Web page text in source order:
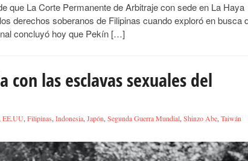
que La Corte Permanente de Arbitraje con sede en La Haya
derechos soberanos de Filipinas cuando exploró en busca
concluyó hoy que Pekín […]
las esclavas sexuales del
EE.UU, Filipinas, Indonesia, Japón, Segunda Guerra Mundial, Shinzo Abe, Taiwán